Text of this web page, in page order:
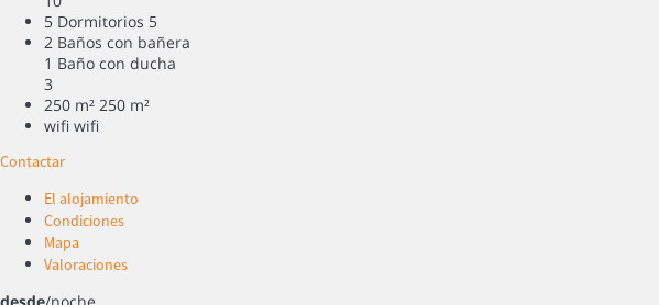
5 Dormitorios 5
2 Baños con bañera
1 Baño con ducha
3
250 m² 250 m²
wifi wifi
Contactar
El alojamiento
Condiciones
Mapa
Valoraciones